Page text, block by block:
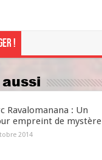
!
aussi
Ravalomanana : Un
empreint de mystère
2014